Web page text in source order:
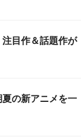
目作＆話題作が
夏の新アニメを一